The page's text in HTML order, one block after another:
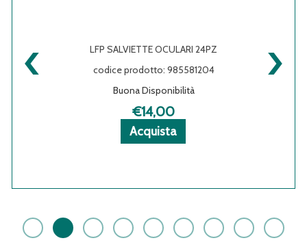
LFP SALVIETTE OCULARI 24PZ
codice prodotto: 985581204
Buona Disponibilità
€14,00
Acquista
SALVIETTE
SALVIETTE
su LFP
‹ ›